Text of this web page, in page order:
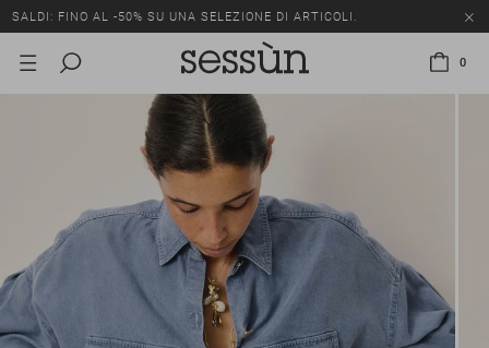
SALDI: FINO AL -50% SU UNA SELEZIONE DI ARTICOLI.
0